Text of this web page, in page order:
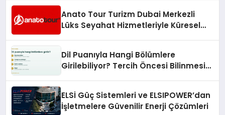
Anato Tour Turizm Dubai Merkezli
Lüks Seyahat Hizmetleriyle Küresel
Dil Puanıyla Hangi Bölümlere
Girilebiliyor? Tercih Öncesi Bilinmesi
ELSİ Güç Sistemleri ve ELSIPOWER’dan
İşletmelere Güvenilir Enerji Çözümleri